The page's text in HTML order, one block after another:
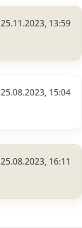
25.11.2023, 13:59
25.08.2023, 15:04
25.08.2023, 16:11